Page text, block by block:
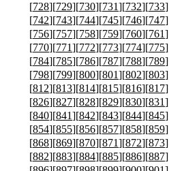
[728][729][730][731][732][733
[742][743][744][745][746][747
[756][757][758][759][760][761
[770][771][772][773][774][775
[784][785][786][787][788][789
[798][799][800][801][802][803
[812][813][814][815][816][817
[826][827][828][829][830][831
[840][841][842][843][844][845
[854][855][856][857][858][859
[868][869][870][871][872][873
[882][883][884][885][886][887